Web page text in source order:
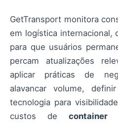
GetTransport monitora
em logística internacional,
para que usuários
percam atualizações
aplicar práticas de
alavancar volume,
tecnologia para
custos de container